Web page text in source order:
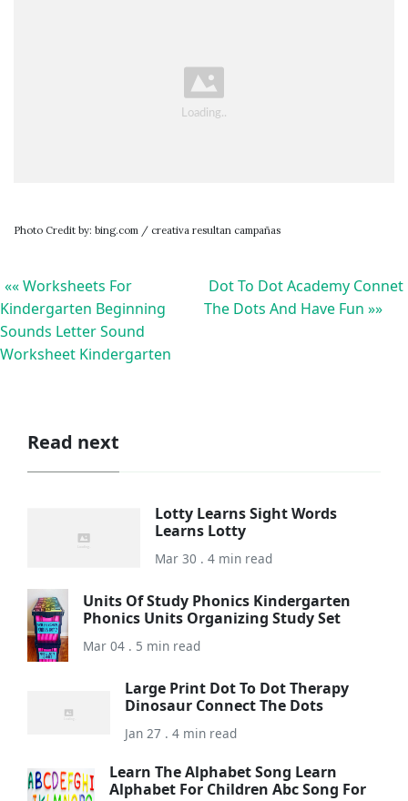
Photo Credit by: bing.com / creativa resultan campañas
«« Worksheets For
Kindergarten Beginning
Sounds Letter Sound
Worksheet Kindergarten
Dot To Dot Academy Connet
The Dots And Have Fun »»
Read next
Lotty Learns Sight Words
Learns Lotty
Mar 30 . 4 min read
Units Of Study Phonics Kindergarten
Phonics Units Organizing Study Set
Mar 04 . 5 min read
Large Print Dot To Dot Therapy
Dinosaur Connect The Dots
Jan 27 . 4 min read
Learn The Alphabet Song Learn
Alphabet For Children Abc Song For